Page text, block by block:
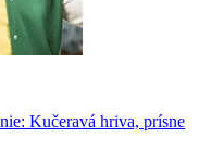
Kučeravá hriva, prísne